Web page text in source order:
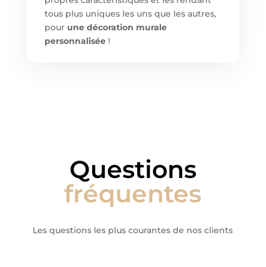
tous plus uniques les uns que les autres,
pour une décoration murale
personnalisée!
Questions
fréquentes
Les questions les plus courantes de nos clients